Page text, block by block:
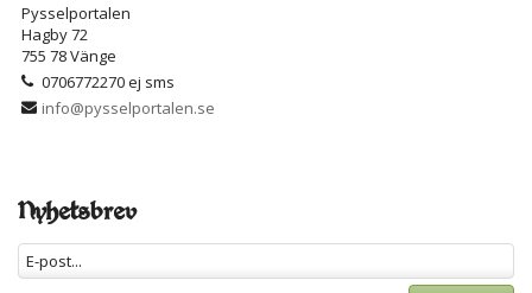
Pysselportalen
Hagby 72
755 78 Vänge
0706772270 ej sms
info@pysselportalen.se
Nyhetsbrev